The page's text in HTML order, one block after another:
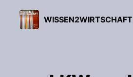
WISSEN2WIRTSCHAFT